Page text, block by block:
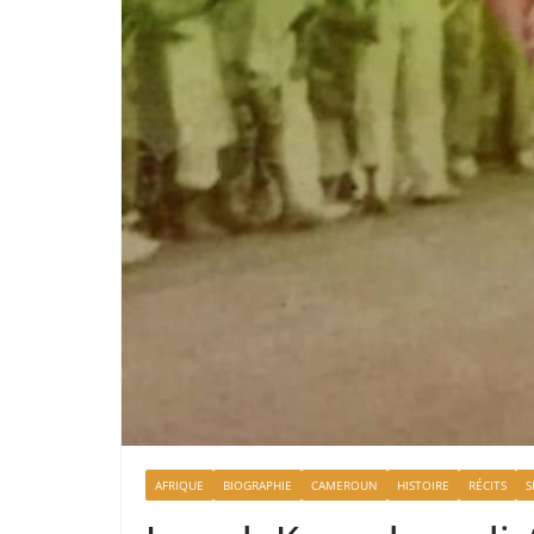
AFRIQUE BIOGRAPHIE CAMEROUN HISTOIRE RÉCITS